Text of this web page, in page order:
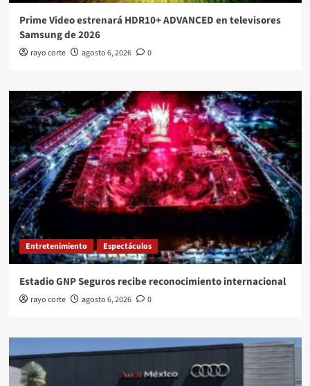
Prime Video estrenará HDR10+ ADVANCED en televisores
Samsung de 2026
rayo corte agosto 6, 2026 0
Entretenimiento Espectáculos
Estadio GNP Seguros recibe reconocimiento internacional
rayo corte agosto 6, 2026 0